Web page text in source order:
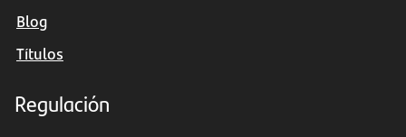
Blog
Títulos
Regulación